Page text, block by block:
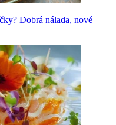
Dobrá nálada, nové